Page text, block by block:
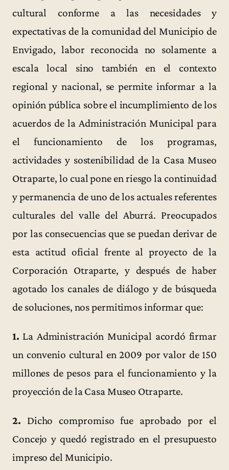
cultural conforme a las necesidades y
expectativas de la comunidad del Municipio de
Envigado, labor reconocida no solamente a
escala local sino también en el contexto
regional y nacional, se permite informar a la
opinión pública sobre el incumplimiento de los
acuerdos de la Administración Municipal para
el funcionamiento de los programas,
actividades y sostenibilidad de la Casa Museo
Otraparte, lo cual pone en riesgo la continuidad
y permanencia de uno de los actuales referentes
culturales del valle del Aburrá. Preocupados
por las consecuencias que se puedan derivar de
esta actitud oficial frente al proyecto de la
Corporación Otraparte, y después de haber
agotado los canales de diálogo y de búsqueda
de soluciones, nos permitimos informar que:
1. La Administración Municipal acordó firmar
un convenio cultural en 2009 por valor de 150
millones de pesos para el funcionamiento y la
proyección de la Casa Museo Otraparte.
2. Dicho compromiso fue aprobado por el
Concejo y quedó registrado en el presupuesto
impreso del Municipio.